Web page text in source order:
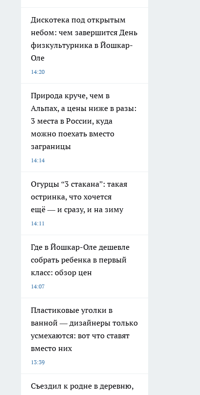
Дискотека под открытым
небом: чем завершится День
физкультурника в Йошкар-
Оле
14:20
Природа круче, чем в
Альпах, а цены ниже в разы:
3 места в России, куда
можно поехать вместо
заграницы
14:14
Огурцы “3 стакана”: такая
остринка, что хочется
ещё — и сразу, и на зиму
14:11
Где в Йошкар-Оле дешевле
собрать ребенка в первый
класс: обзор цен
14:07
Пластиковые уголки в
ванной — дизайнеры только
усмехаются: вот что ставят
вместо них
13:39
Съездил к родне в деревню,